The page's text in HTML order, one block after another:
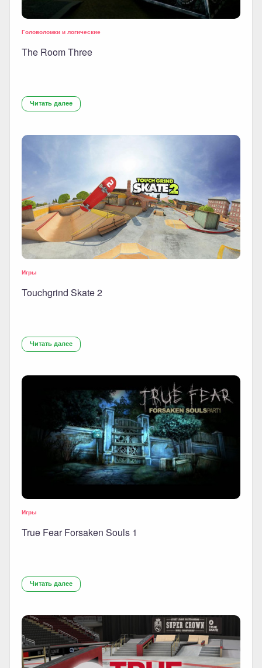
Головоломки и логические
The Room Three
Читать далее
Игры
Touchgrind Skate 2
Читать далее
Игры
True Fear Forsaken Souls 1
Читать далее